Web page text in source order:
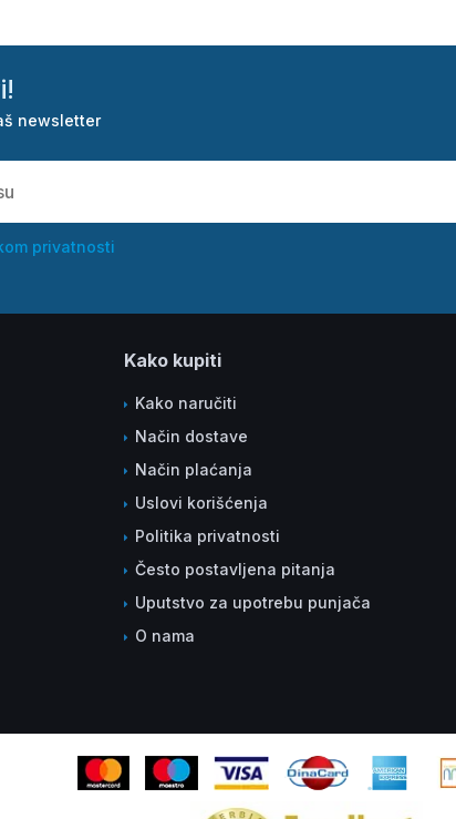
newsletter
privatnosti
Kako kupiti
Kako naručiti
Način dostave
Način plaćanja
Uslovi korišćenja
Politika privatnosti
Često postavljena pitanja
Uputstvo za upotrebu punjača
O nama